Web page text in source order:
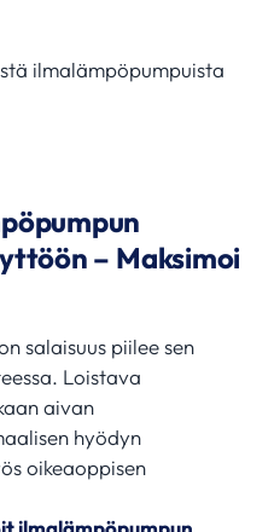
ilmalämpöpumpuista
– Maksimoi
salaisuus piilee sen
Loistava
aivan
hyödyn
oikeaoppisen